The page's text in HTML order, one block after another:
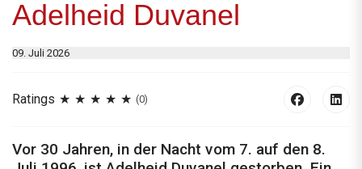
Adelheid Duvanel
09. Juli 2026
Ratings (0)
Vor 30 Jahren, in der Nacht vom 7. auf den 8.